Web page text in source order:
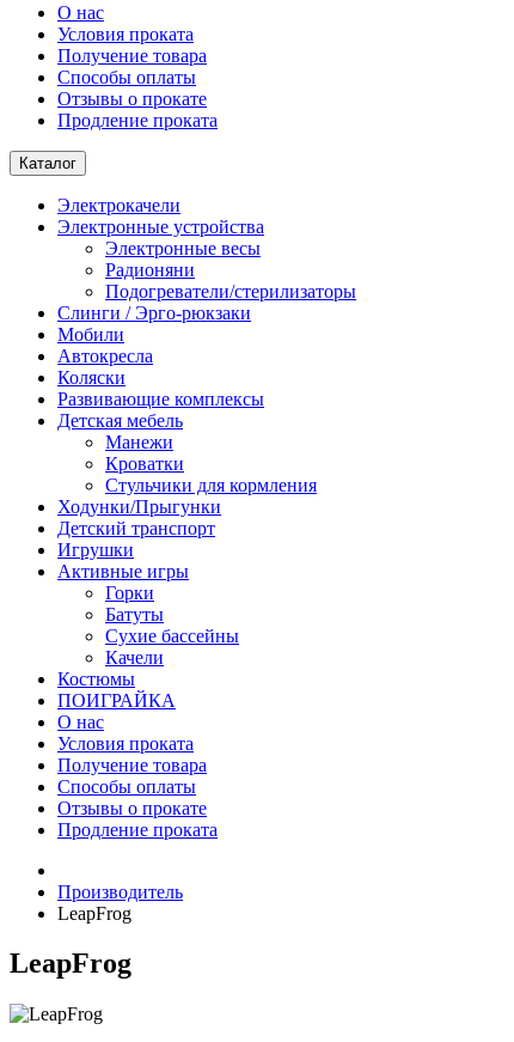
О нас
Условия проката
Получение товара
Способы оплаты
Отзывы о прокате
Продление проката
Каталог
Электрокачели
Электронные устройства
Электронные весы
Радионяни
Подогреватели/стерилизаторы
Слинги / Эрго-рюкзаки
Мобили
Автокресла
Коляски
Развивающие комплексы
Детская мебель
Манежи
Кроватки
Стульчики для кормления
Ходунки/Прыгунки
Детский транспорт
Игрушки
Активные игры
Горки
Батуты
Сухие бассейны
Качели
Костюмы
ПОИГРАЙКА
О нас
Условия проката
Получение товара
Способы оплаты
Отзывы о прокате
Продление проката
Производитель
LeapFrog
LeapFrog